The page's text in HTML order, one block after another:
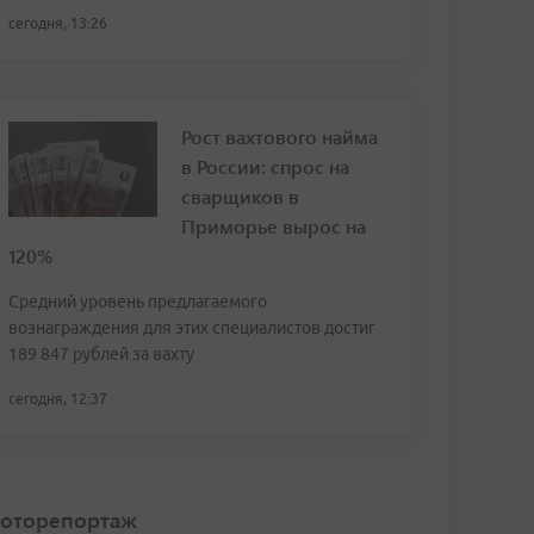
сегодня, 13:26
Рост вахтового найма
в России: спрос на
сварщиков в
Приморье вырос на
120%
Средний уровень предлагаемого
вознаграждения для этих специалистов достиг
189 847 рублей за вахту
сегодня, 12:37